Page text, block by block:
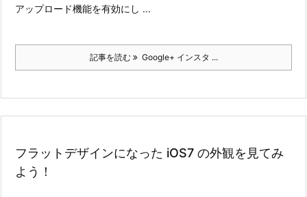
アップロード機能を有効にし ...
記事を読む Google+ インスタ ...
フラットデザインになった iOS7 の外観を見てみ
よう！